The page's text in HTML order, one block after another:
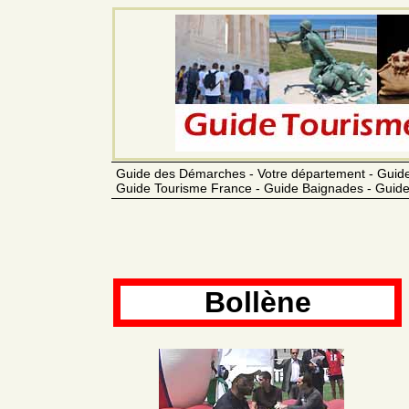
Guide des Démarches - Votre département -
Guide Tourisme France - Guide Baignades -
Bollène